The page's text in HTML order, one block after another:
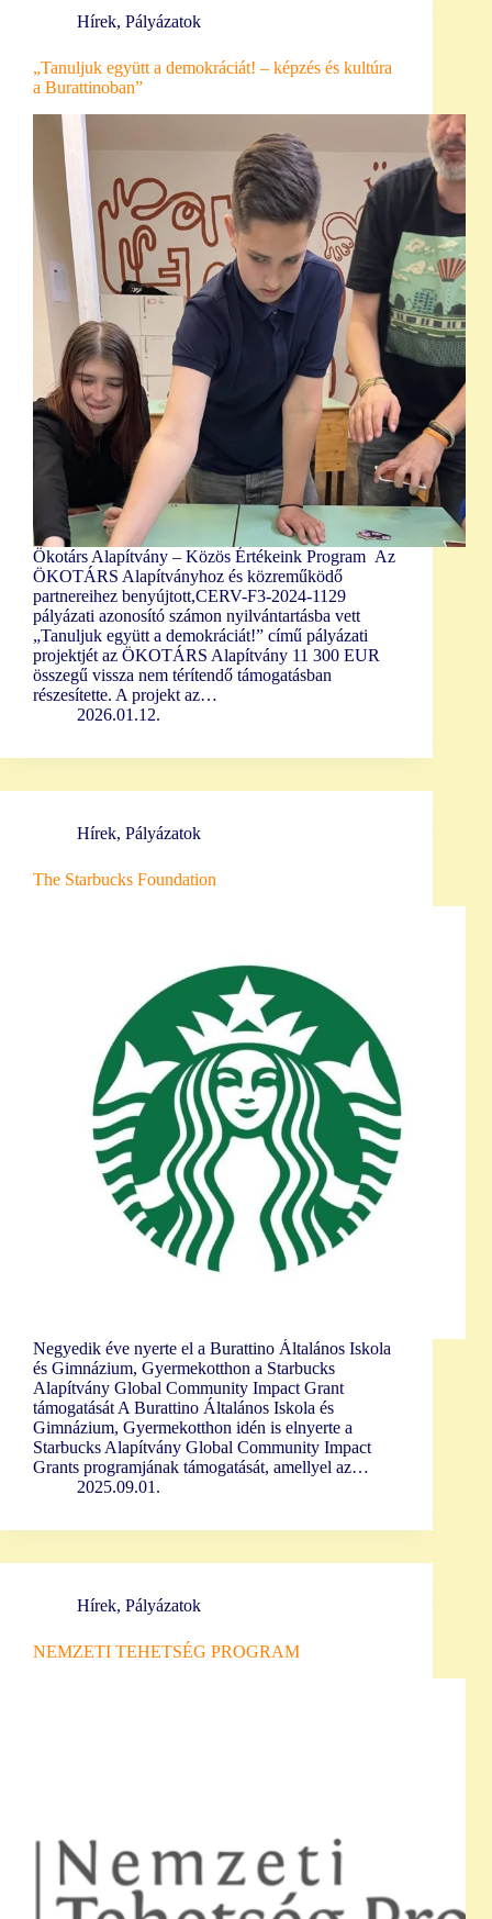
Hírek, Pályázatok
„Tanuljuk együtt a demokráciát! – képzés és kultúra
a Burattinoban”
Ökotárs Alapítvány – Közös Értékeink Program Az
ÖKOTÁRS Alapítványhoz és közreműködő
partnereihez benyújtott,CERV-F3-2024-1129
pályázati azonosító számon nyilvántartásba vett
„Tanuljuk együtt a demokráciát!” című pályázati
projektjét az ÖKOTÁRS Alapítvány 11 300 EUR
összegű vissza nem térítendő támogatásban
részesítette. A projekt az…
2026.01.12.
Hírek, Pályázatok
The Starbucks Foundation
Negyedik éve nyerte el a Burattino Általános Iskola
és Gimnázium, Gyermekotthon a Starbucks
Alapítvány Global Community Impact Grant
támogatását A Burattino Általános Iskola és
Gimnázium, Gyermekotthon idén is elnyerte a
Starbucks Alapítvány Global Community Impact
Grants programjának támogatását, amellyel az…
2025.09.01.
Hírek, Pályázatok
NEMZETI TEHETSÉG PROGRAM